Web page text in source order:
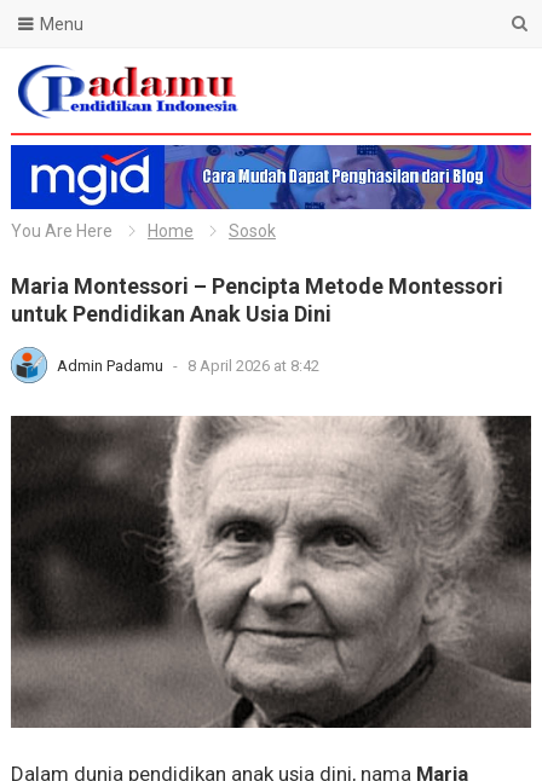
Blog Padamu
Menu
You Are Here Home Sosok
Maria Montessori – Pencipta Metode Montessori
untuk Pendidikan Anak Usia Dini
Admin Padamu - 8 April 2026 at 8:42
Dalam dunia pendidikan anak usia dini, nama Maria